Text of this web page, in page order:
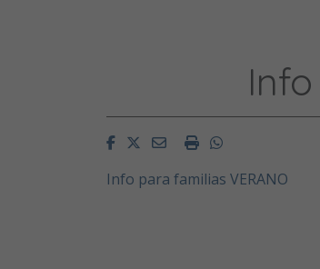
FacebookTwitterEmailImprimirWhatsapp
Info para familias VERANO